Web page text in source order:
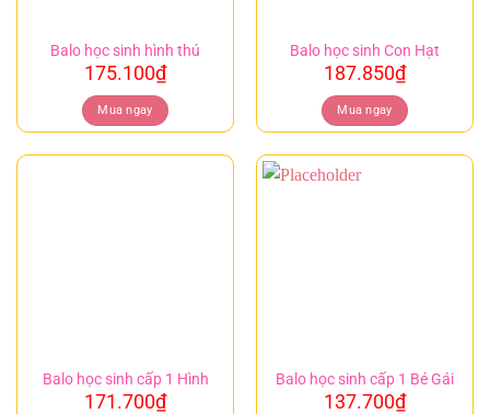
Balo học sinh hình thú
175.100₫
Mua ngay
Balo học sinh Con Hạt
187.850₫
Mua ngay
Balo học sinh cấp 1 Hình
171.700₫
Balo học sinh cấp 1 Bé Gái
137.700₫